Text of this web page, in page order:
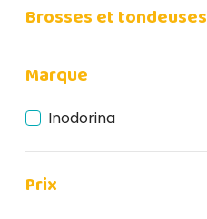
Brosses et tondeuses
Marque
Inodorina
Prix